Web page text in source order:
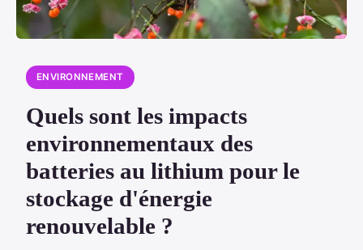
ENVIRONNEMENT
Quels sont les impacts
environnementaux des
batteries au lithium pour le
stockage d'énergie
renouvelable ?